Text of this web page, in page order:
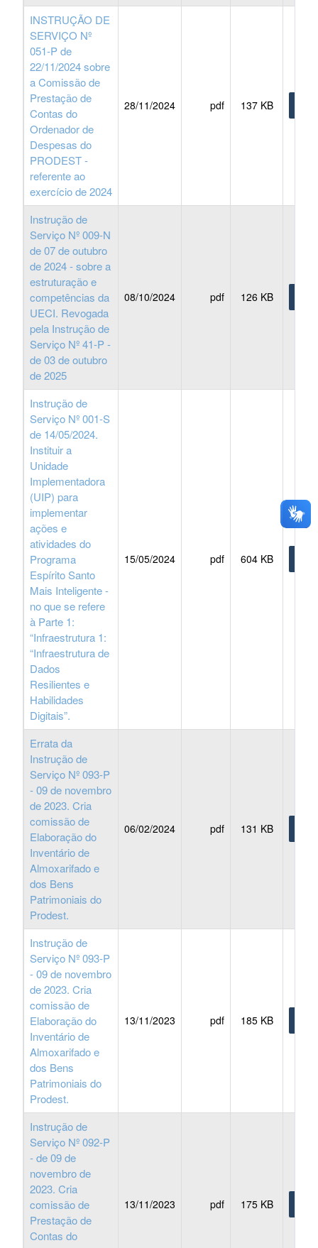
INSTRUÇÃO DE
SERVIÇO Nº
051-P de
22/11/2024 sobre
a Comissão de
Prestação de
Contas do
Ordenador de
Despesas do
PRODEST -
referente ao
exercício de 2024
28/11/2024 pdf 137 KB
Instrução de
Serviço Nº 009-N
de 07 de outubro
de 2024 - sobre a
estruturação e
competências da
UECI. Revogada
pela Instrução de
Serviço Nº 41-P -
de 03 de outubro
de 2025
08/10/2024 pdf 126 KB
Instrução de
Serviço Nº 001-S
de 14/05/2024.
Instituir a
Unidade
Implementadora
(UIP) para
implementar
ações e
atividades do
Programa
Espírito Santo
Mais Inteligente -
no que se refere
à Parte 1:
“Infraestrutura 1:
“Infraestrutura de
Dados
Resilientes e
Habilidades
Digitais”.
15/05/2024 pdf 604 KB
Errata da
Instrução de
Serviço Nº 093-P
- 09 de novembro
de 2023. Cria
comissão de
Elaboração do
Inventário de
Almoxarifado e
dos Bens
Patrimoniais do
Prodest.
06/02/2024 pdf 131 KB
Instrução de
Serviço Nº 093-P
- 09 de novembro
de 2023. Cria
comissão de
Elaboração do
Inventário de
Almoxarifado e
dos Bens
Patrimoniais do
Prodest.
13/11/2023 pdf 185 KB
Instrução de
Serviço Nº 092-P
- de 09 de
novembro de
2023. Cria
comissão de
Prestação de
Contas do
13/11/2023 pdf 175 KB